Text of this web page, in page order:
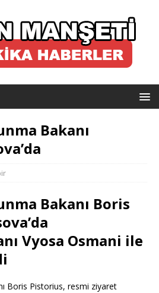
Bakanı
Bakanı Boris
Vyosa Osmani ile
Boris Pistorius, resmi ziyaret